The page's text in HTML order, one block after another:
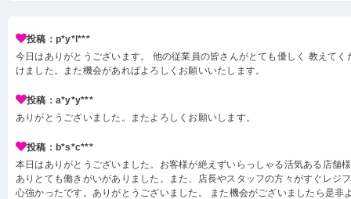
投稿：p*y*l***
今日はありがとうございます。 他の従業員の皆さんがとても優しく 教えてく
けました。また機会があればよろしくお願いいたします。
投稿：a*y*y***
ありがとうございました。またよろしくお願いします。
投稿：b*s*c***
本日はありがとうございました。お客様が絶えずいらっしゃる活気ある店舗
ありとても働きがいがありました。また、店長やスタッフの方々がすぐレジ
心強かったです。ありがとうございました。 また機会がございましたら是非